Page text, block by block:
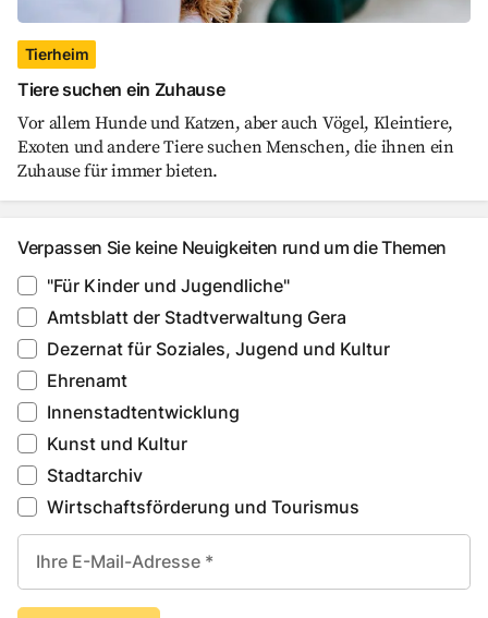
Tierheim
Tiere suchen ein Zuhause
Vor allem Hunde und Katzen, aber auch Vögel, Kleintiere,
Exoten und andere Tiere suchen Menschen, die ihnen ein
Zuhause für immer bieten.
Verpassen Sie keine Neuigkeiten rund um die Themen
"Für Kinder und Jugendliche"
Amtsblatt der Stadtverwaltung Gera
Dezernat für Soziales, Jugend und Kultur
Ehrenamt
Innenstadtentwicklung
Kunst und Kultur
Stadtarchiv
Wirtschaftsförderung und Tourismus
Ihre E-Mail-Adresse *